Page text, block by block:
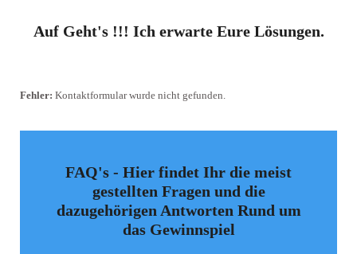
Auf Geht's !!! Ich erwarte Eure Lösungen.
Fehler: Kontaktformular wurde nicht gefunden.
FAQ's - Hier findet Ihr die meist
gestellten Fragen und die
dazugehörigen Antworten Rund um
das Gewinnspiel